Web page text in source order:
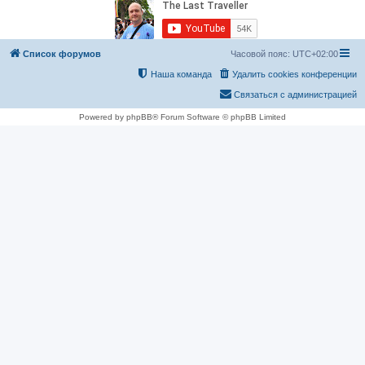
Список форумов Часовой пояс: UTC+02:00
Удалить cookies конференции
Наша команда
Связаться с администрацией
Powered by phpBB® Forum Software © phpBB Limited